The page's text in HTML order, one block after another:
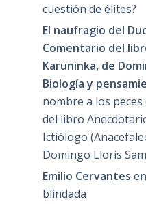
cuestión de élites?
El naufragio del
Comentario del
Karuninka, de
Biología y
nombre a los
del libro
Ictiólogo
Domingo Lloris
Emilio Cervantes en
blindada